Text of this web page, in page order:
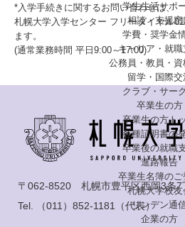
学生生活サポ
相談・支援窓
学費・奨学金
キャリア・就職
公務員・教員・資
留学・国際交
クラブ・サー
卒業生の方
卒業生の方ト
各種証明書の
卒業後の就職
進路報告
卒業生名簿のご
札幌大学校友
リンデン通
企業の方
*入学手続きに関するお問い合わせは、
札幌大学入学センター フリーダイヤル
ます。
(通常業務時間 平日9:00～17:00)
〒062-8520 札幌市豊平区西岡3条7
Tel.
（011）852-1181 （代表）